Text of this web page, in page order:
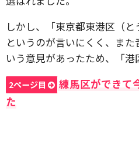
しかし、「東京都東港区（と
というのが言いにくく、ま
いう意見があったため、「港
2ページ目
練馬区ができて
た